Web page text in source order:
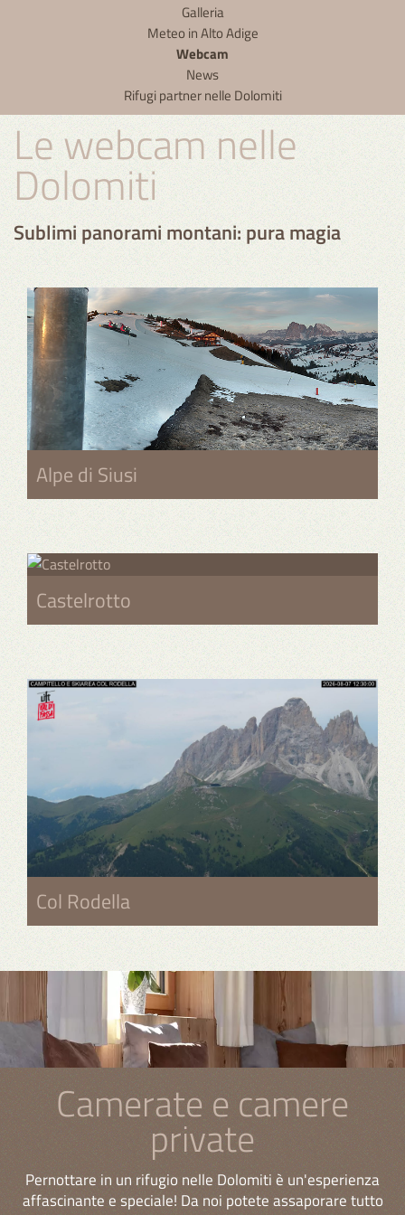
Galleria
Meteo in Alto Adige
Webcam
News
Rifugi partner nelle Dolomiti
Le webcam nelle
Dolomiti
Sublimi panorami montani: pura magia
Alpe di Siusi
Castelrotto
Col Rodella
Camerate e camere
private
Pernottare in un rifugio nelle Dolomiti è un'esperienza
affascinante e speciale! Da noi potete assaporare tutto